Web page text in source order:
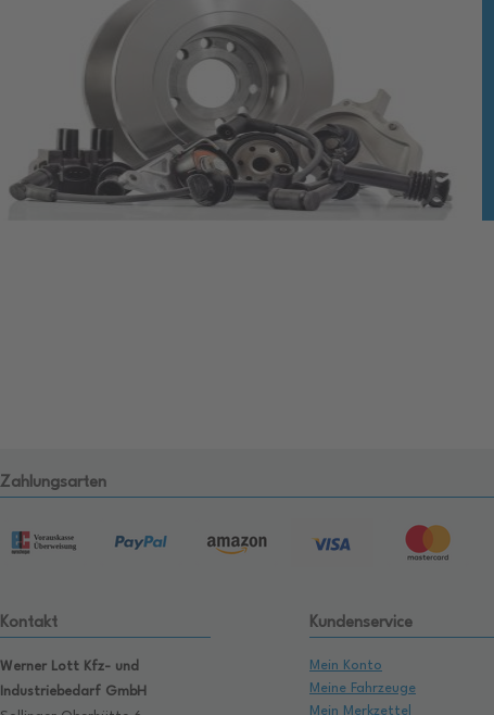
Zahlungsarten
Kontakt
Werner Lott Kfz- und
Industriebedarf GmbH
Kundenservice
Mein Konto
Meine Fahrzeuge
Mein Merkzettel